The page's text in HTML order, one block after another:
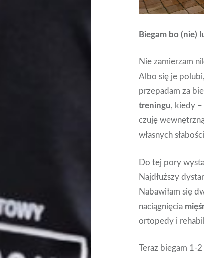
Biegam bo (nie)
Nie zamierzam
Albo się je
przepadam za
treningu, kiedy
czuję
własnych
Do tej pory
Najdłuższy
Nabawiłam się
naciągnięcia
ortopedy i
Teraz biegam 1-